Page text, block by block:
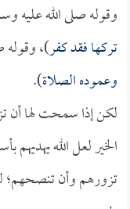
وقوله صلى الله عليه
تركها فقد كفر)،
وعموده الصلاة).
لكن إذا سمحت لها أن
الخير لعل الله
تزورهم وأن تنصحهم؛